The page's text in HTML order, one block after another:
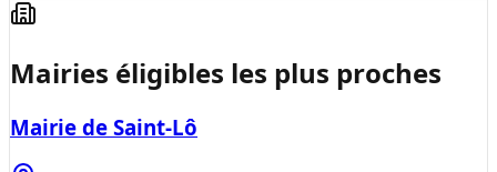
Mairies éligibles les plus proches
Mairie de Saint-Lô